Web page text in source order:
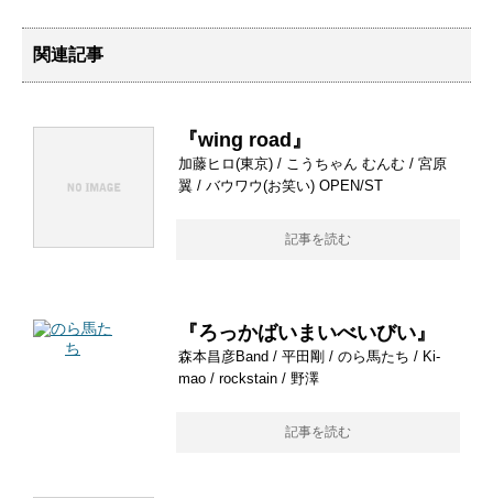
関連記事
『wing road』
加藤ヒロ(東京) / こうちゃん むんむ / 宮原
翼 / バウワウ(お笑い) OPEN/ST
記事を読む
『ろっかばいまいべいびい』
森本昌彦Band / 平田剛 / のら馬たち / Ki-
mao / rockstain / 野澤
記事を読む